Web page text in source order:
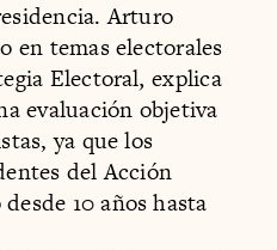
Arturo
en temas electorales
Electoral,explica
evaluación objetiva
ya que los
del Acción
10 años hasta